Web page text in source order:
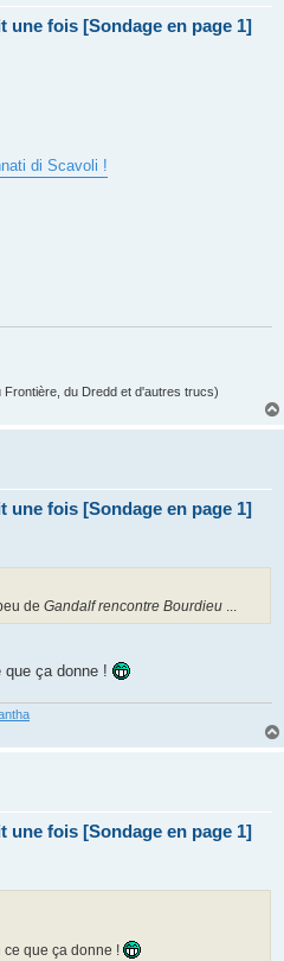
une fois [Sondage en page 1]
di Scavoli !
Frontière, du Dredd et d'autres trucs)
une fois [Sondage en page 1]
de Gandalf rencontre Bourdieu ...
ça donne !
une fois [Sondage en page 1]
que ça donne !